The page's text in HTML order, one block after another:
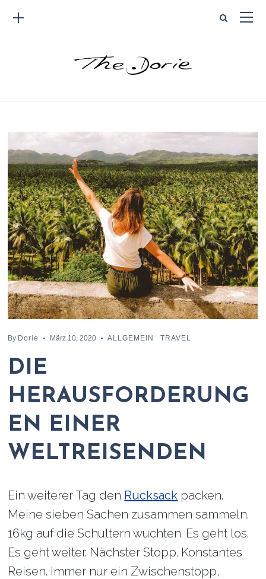
By Dorie März 10, 2020 ALLGEMEIN TRAVEL
DIE
HERAUSFORDERUNG
EN EINER
WELTREISENDEN
Ein weiterer Tag den Rucksack packen.
Meine sieben Sachen zusammen sammeln.
16kg auf die Schultern wuchten. Es geht los.
Es geht weiter. Nächster Stopp. Konstantes
Reisen. Immer nur ein Zwischenstopp,